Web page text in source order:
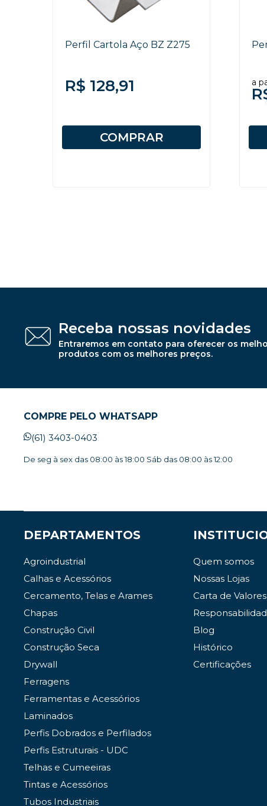
Perfil Cartola Aço BZ Z275
R$ 128,91
COMPRAR
a
Receba nossas novidades
Entraremos em contato para oferecer os
produtos com os melhores preços.
COMPRE PELO WHATSAPP
(61) 3403-0403
De seg à sex das 08:00 às 18:00 Sáb das 08:00 às 12:00
DEPARTAMENTOS
Agroindustrial
Calhas e Acessórios
Cercamento, Telas e Arames
Chapas
Construção Civil
Construção Seca
Drywall
Ferragens
Ferramentas e Acessórios
Laminados
Perfis Dobrados e Perfilados
Perfis Estruturais - UDC
Telhas e Cumeeiras
Tintas e Acessórios
Tubos Industriais
Quem somos
Nossas Lojas
Carta de Valores
Blog
Histórico
Certificações